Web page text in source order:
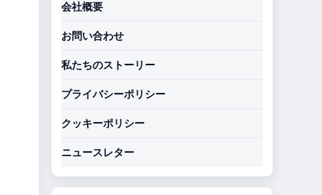
会社概要
お問い合わせ
私たちのストーリー
プライバシーポリシー
クッキーポリシー
ニュースレター